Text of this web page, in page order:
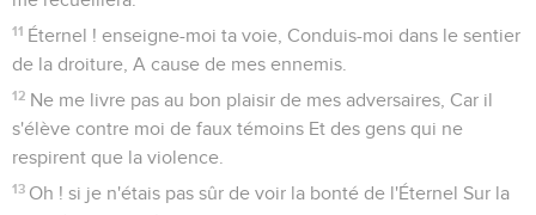
11 Éternel ! enseigne-moi ta voie, Conduis-moi dans le sentier
de la droiture, A cause de mes ennemis.
12 Ne me livre pas au bon plaisir de mes adversaires, Car il
s'élève contre moi de faux témoins Et des gens qui ne
respirent que la violence.
13 Oh ! si je n'étais pas sûr de voir la bonté de l'Éternel Sur la